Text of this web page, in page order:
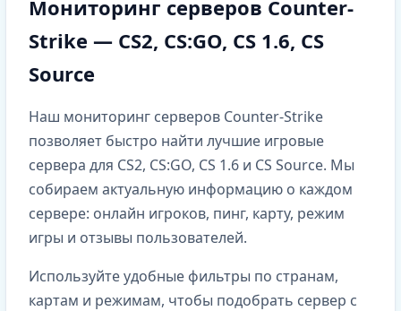
Мониторинг серверов Counter-
Strike — CS2, CS:GO, CS 1.6, CS
Source
Наш мониторинг серверов Counter-Strike
позволяет быстро найти лучшие игровые
сервера для CS2, CS:GO, CS 1.6 и CS Source. Мы
собираем актуальную информацию о каждом
сервере: онлайн игроков, пинг, карту, режим
игры и отзывы пользователей.
Используйте удобные фильтры по странам,
картам и режимам, чтобы подобрать сервер с